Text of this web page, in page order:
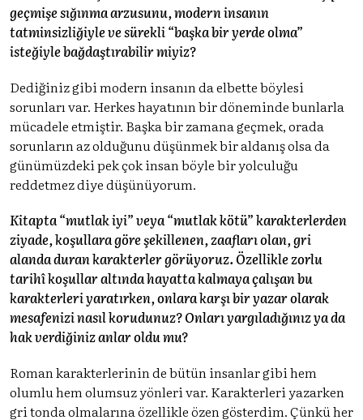
geçmişe sığınma arzusunu, modern insanın
tatminsizliğiyle ve sürekli “başka bir yerde olma”
isteğiyle bağdaştırabilir miyiz?
Dediğiniz gibi modern insanın da elbette böylesi
sorunları var. Herkes hayatının bir döneminde bunlarla
mücadele etmiştir. Başka bir zamana geçmek, orada
sorunların az olduğunu düşünmek bir aldanış olsa da
günümüzdeki pek çok insan böyle bir yolculuğu
reddetmez diye düşünüyorum.
Kitapta “mutlak iyi” veya “mutlak kötü” karakterlerden
ziyade, koşullara göre şekillenen, zaafları olan, gri
alanda duran karakterler görüyoruz. Özellikle zorlu
tarihî koşullar altında hayatta kalmaya çalışan bu
karakterleri yaratırken, onlara karşı bir yazar olarak
mesafenizi nasıl korudunuz? Onları yargıladığınız ya da
hak verdiğiniz anlar oldu mu?
Roman karakterlerinin de bütün insanlar gibi hem
olumlu hem olumsuz yönleri var. Karakterleri yazarken
gri tonda olmalarına özellikle özen gösterdim. Çünkü her